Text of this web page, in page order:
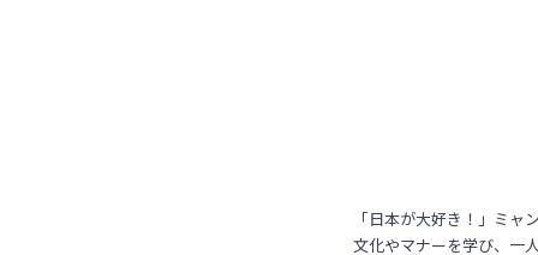
「日本が大好き！」ミ
文化やマナーを学び、一